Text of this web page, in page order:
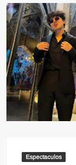
Espectaculos